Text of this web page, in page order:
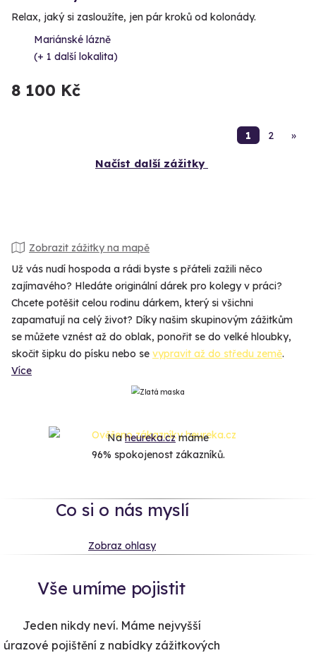
Relax, jaký si zasloužíte, jen pár kroků od kolonády.
Mariánské lázně
(+ 1 další lokalita)
8 100 Kč
1 2 »
Načíst další zážitky
Zobrazit zážitky na mapě
Už vás nudí hospoda a rádi byste s přáteli zažili něco
zajímavého? Hledáte originální dárek pro kolegy v práci?
Chcete potěšit celou rodinu dárkem, který si všichni
zapamatují na celý život? Díky našim skupinovým zážitkům
se můžete vznést až do oblak, ponořit se do velké hloubky,
skočit šipku do písku nebo se vypravit až do středu země.
Více
Naheureka.czmáme
96% spokojenost zákazníků.
Co si o nás myslí
Zobraz ohlasy
Vše umíme pojistit
Jeden nikdy neví. Máme nejvyšší
úrazové pojištění z nabídky zážitkových